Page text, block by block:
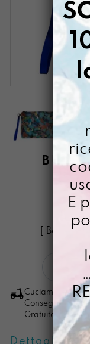
[ Beauty:
grande
Abditory
quantità
Cuciamo ogni
Consegna in 4/5
Gratuita per
Dettagli
E